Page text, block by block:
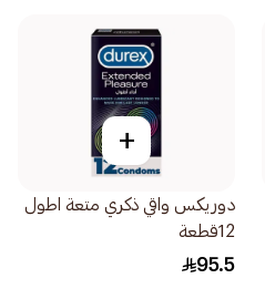
+
دوريكس واقي ذكري متعة اطول
12قطعة
95.5